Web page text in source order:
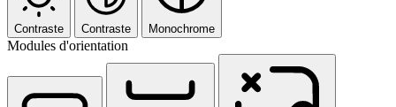
Contraste Contraste Monochrome
Modules d'orientation